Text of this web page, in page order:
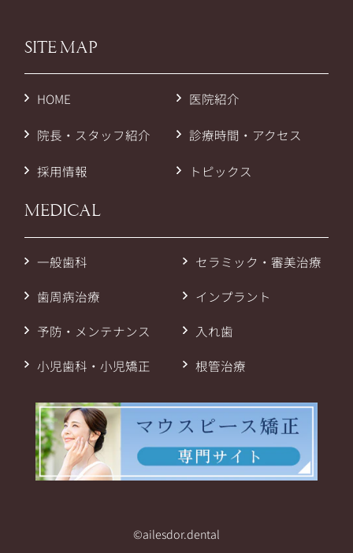
SITE MAP
HOME 医院紹介
院長・スタッフ紹介 診療時間・アクセス
採用情報 トピックス
MEDICAL
一般歯科
歯周病治療
予防・メンテナンス
小児歯科・小児矯正
セラミック・審美治療
インプラント
入れ歯
根管治療
©ailesdor.dental